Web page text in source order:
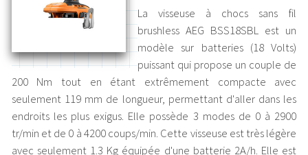
La visseuse à chocs sans fil
brushless AEG BSS18SBL est un
modèle sur batteries (18 Volts)
puissant qui propose un couple de
200 Nm tout en étant extrêmement compacte avec
seulement 119 mm de longueur, permettant d'aller dans les
endroits les plus exigus. Elle possède 3 modes de 0 à 2900
tr/min et de 0 à 4200 coups/min. Cette visseuse est très légère
avec seulement 1.3 Kg équipée d'une batterie 2A/h. Elle est